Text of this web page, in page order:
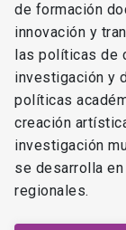
de formación
innovación y
las políticas de
investigación y
políticas
creación
investigación
se desarrolla
regionales.